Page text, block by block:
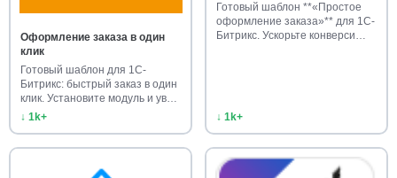
Оформление заказа в один
клик
Готовый шаблон для 1С-
Битрикс: быстрый заказ в один
клик. Установите модуль и ув…
↓ 1k+
Готовый шаблон **«Простое
оформление заказа»** для 1С-
Битрикс. Ускорьте конверси…
↓ 1k+